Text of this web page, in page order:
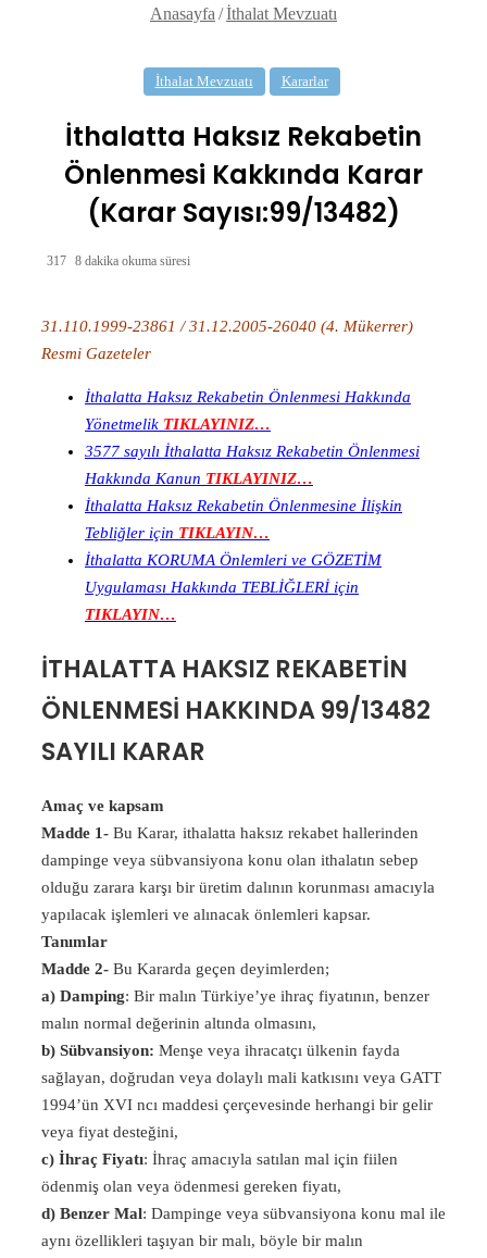
Anasayfa /İthalat Mevzuatı
İthalat Mevzuatı Kararlar
İthalatta Haksız Rekabetin
Önlenmesi Kakkında Karar
(Karar Sayısı:99/13482)
317 8 dakika okuma süresi
31.110.1999-23861 / 31.12.2005-26040 (4. Mükerrer)
Resmi Gazeteler
İthalatta Haksız Rekabetin Önlenmesi Hakkında
Yönetmelik TIKLAYINIZ…
3577 sayılı İthalatta Haksız Rekabetin Önlenmesi
Hakkında Kanun TIKLAYINIZ…
İthalatta Haksız Rekabetin Önlenmesine İlişkin
Tebliğler için TIKLAYIN…
İthalatta KORUMA Önlemleri ve GÖZETİM
Uygulaması Hakkında TEBLİĞLERİ için
TIKLAYIN…
İTHALATTA HAKSIZ REKABETİN
ÖNLENMESİ HAKKINDA 99/13482
SAYILI KARAR
Amaç ve kapsam
Madde 1- Bu Karar, ithalatta haksız rekabet hallerinden
dampinge veya sübvansiyona konu olan ithalatın sebep
olduğu zarara karşı bir üretim dalının korunması amacıyla
yapılacak işlemleri ve alınacak önlemleri kapsar.
Tanımlar
Madde 2- Bu Kararda geçen deyimlerden;
a) Damping: Bir malın Türkiye’ye ihraç fiyatının, benzer
malın normal değerinin altında olmasını,
b) Sübvansiyon: Menşe veya ihracatçı ülkenin fayda
sağlayan, doğrudan veya dolaylı mali katkısını veya GATT
1994’ün XVI ncı maddesi çerçevesinde herhangi bir gelir
veya fiyat desteğini,
c) İhraç Fiyatı: İhraç amacıyla satılan mal için fiilen
ödenmiş olan veya ödenmesi gereken fiyatı,
d) Benzer Mal: Dampinge veya sübvansiyona konu mal ile
aynı özellikleri taşıyan bir malı, böyle bir malın